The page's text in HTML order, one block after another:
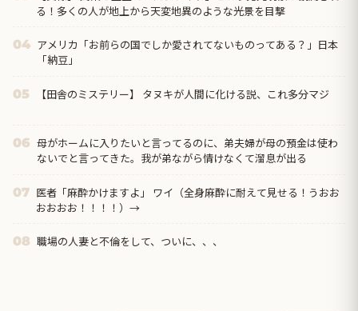
る！多くの人が地上から天変地異のような光景を目撃
04 アメリカ「お前らの国でしか愛されてないものってある？」日本
「納豆」
05 【田舎のミステリー】 タヌキが人間に化ける説、これ多分マジ
06 母がホームに入りたいと言ってるのに、弟夫婦が母の預金は使わ
ないでと言ってきた。我が弟ながら情けなくて溜息が出る
07 医者「麻酔かけますよ」 ワイ（全身麻酔に耐えて見せる！うおお
おおおお！！！！）→
08 職場の人妻と不倫をして、ついに、、、